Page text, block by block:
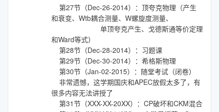
第27节（Dec-26-2014）：顶夸克物理（产生
和衰变、Wtb耦合测量、W螺旋度测量、
单顶夸克产生、戈德斯通等价定理
和Ward等式）
第28节（Dec-28-2014）：习题课
第29节（Dec-30-2014）：希格斯物理
第30节（Jan-02-2015）：随堂考试（闭卷）
非常遗憾，这学期国庆和APEC放假太多了，有
很多内容无法讲授了
第31节（XXX-XX-20XX）：CP破坏和CKM混合